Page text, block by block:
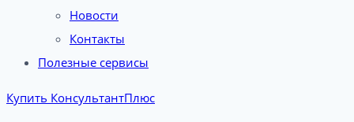
Новости
Контакты
Полезные сервисы
Купить КонсультантПлюс